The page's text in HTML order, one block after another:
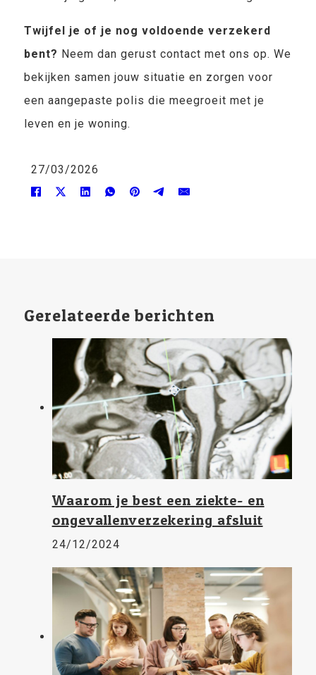
Twijfel je of je nog voldoende verzekerd
bent? Neem dan gerust contact met ons op. We
bekijken samen jouw situatie en zorgen voor
een aangepaste polis die meegroeit met je
leven en je woning.
27/03/2026
Gerelateerde berichten
Waarom je best een ziekte- en
ongevallenverzekering afsluit
24/12/2024